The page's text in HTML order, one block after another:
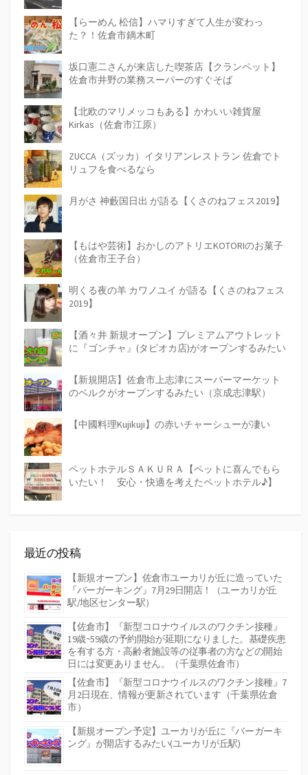
【らーめん 松信】ハマりすぎて人生が変わっ
た？！佐倉市鏑木町
坂口憲二さんが来店した喫茶店【クランペット】
佐倉市井野の業務スーパーのすぐそば
【北欧のマリメッコもある】かわいい雑貨屋
Kirkas（佐倉市江原）
ZUCCA（ズッカ）イタリアンレストラン 佐倉でト
リュフを食べるなら
月がさ 神藪国日出 が語る【くさのねフェス2019】
【もはや芸術】おかしのアトリエKOTORIのお菓子
（佐倉市王子台）
明くる夜の羊 カワノユイ が語る【くさのねフェス
2019】
【酒々井 新規オープン】プレミアムアウトレット
に『ゴンチャ』(タピオカ店)がオープンするみたい
【新規開店】佐倉市上志津にスーパーマーケット
のベルクがオープンするみたい（京成志津駅）
【中國料理Kujikuji】の赤いチャーシューが凄い
ペットホテルＳＡＫＵＲＡ【ペットに喜んでもら
いたい！ 安心・快適を考えたペットホテル♪】
最近の投稿
【新規オープン】佐倉市ユーカリが丘に造っていた
『バーガーキング』7月29日開店！（ユーカリが丘
駅/地区センター駅）
【佐倉市】『新型コロナウイルスのワクチン接種』
19歳~59歳の予約開始が延期になりました。基礎疾患
を有する方・高齢者施設等の従事者の方などの開始
日には変更ありません。（千葉県佐倉市）
【佐倉市】『新型コロナウイルスのワクチン接種』7
月2日現在、情報が更新されています（千葉県佐倉
市）
【新規オープン予定】ユーカリが丘に『バーガーキ
ング』が開店するみたい(ユーカリが丘駅)